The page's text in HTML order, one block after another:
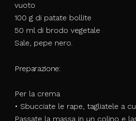
vuoto
100 g di patate bollite
50 ml di brodo vegetale
Sale, pepe nero.
Preparazione:
Per la crema
• Sbucciate le rape, tagliatele a
Passate la massa in un colino e